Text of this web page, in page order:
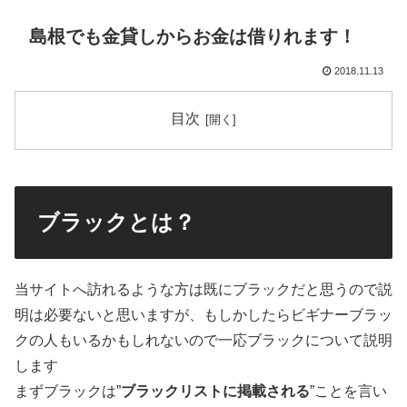
島根でも金貸しからお金は借りれます！
2018.11.13
目次
ブラックとは？
当サイトへ訪れるような方は既にブラックだと思うので説
明は必要ないと思いますが、もしかしたらビギナーブラッ
クの人もいるかもしれないので一応ブラックについて説明
します
まずブラックは”ブラックリストに掲載される”ことを言い